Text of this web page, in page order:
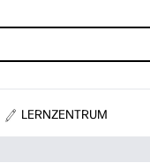
LERNZENTRUM